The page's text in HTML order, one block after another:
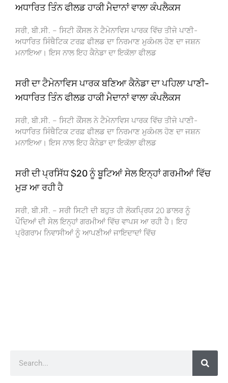
ਅਧਾਰਿਤ ਤਿੰਨ ਫੀਲਡ ਹਾਕੀ ਮੈਦਾਨਾਂ ਵਾਲਾ ਕੰਪਲੈਕਸ
ਸਰੀ, ਬੀ.ਸੀ. – ਸਿਟੀ ਕੌਂਸਲ ਨੇ ਟੈਮੇਨਾਵਿਸ ਪਾਰਕ ਵਿੱਚ ਤੀਜੇ ਪਾਣੀ-
ਅਧਾਰਿਤ ਸਿੰਥੈਟਿਕ ਟਰਫ਼ ਫੀਲਡ ਦਾ ਨਿਰਮਾਣ ਮੁਕੰਮਲ ਹੋਣ ਦਾ ਜਸ਼ਨ
ਮਨਾਇਆ। ਇਸ ਨਾਲ ਇਹ ਕੈਨੇਡਾ ਦਾ ਇਕੱਲਾ ਫੀਲਡ
ਸਰੀ ਦਾ ਟੈਮੇਨਾਵਿਸ ਪਾਰਕ ਬਣਿਆ ਕੈਨੇਡਾ ਦਾ ਪਹਿਲਾ ਪਾਣੀ-
ਅਧਾਰਿਤ ਤਿੰਨ ਫੀਲਡ ਹਾਕੀ ਮੈਦਾਨਾਂ ਵਾਲਾ ਕੰਪਲੈਕਸ
ਸਰੀ, ਬੀ.ਸੀ. – ਸਿਟੀ ਕੌਂਸਲ ਨੇ ਟੈਮੇਨਾਵਿਸ ਪਾਰਕ ਵਿੱਚ ਤੀਜੇ ਪਾਣੀ-
ਅਧਾਰਿਤ ਸਿੰਥੈਟਿਕ ਟਰਫ਼ ਫੀਲਡ ਦਾ ਨਿਰਮਾਣ ਮੁਕੰਮਲ ਹੋਣ ਦਾ ਜਸ਼ਨ
ਮਨਾਇਆ। ਇਸ ਨਾਲ ਇਹ ਕੈਨੇਡਾ ਦਾ ਇਕੱਲਾ ਫੀਲਡ
ਸਰੀ ਦੀ ਪ੍ਰਸਿੱਧ $20 ਨੂੰ ਬੂਟਿਆਂ ਸੇਲ ਇਨ੍ਹਾਂ ਗਰਮੀਆਂ ਵਿੱਚ
ਮੁੜ ਆ ਰਹੀ ਹੈ
ਸਰੀ, ਬੀ.ਸੀ. – ਸਰੀ ਸਿਟੀ ਦੀ ਬਹੁਤ ਹੀ ਲੋਕਪ੍ਰਿਯ 20 ਡਾਲਰ ਨੂੰ
ਪੌਦਿਆਂ ਦੀ ਸੇਲ ਇਨ੍ਹਾਂ ਗਰਮੀਆਂ ਵਿੱਚ ਵਾਪਸ ਆ ਰਹੀ ਹੈ। ਇਹ
ਪ੍ਰੋਗਰਾਮ ਨਿਵਾਸੀਆਂ ਨੂੰ ਆਪਣੀਆਂ ਜਾਇਦਾਦਾਂ ਵਿੱਚ